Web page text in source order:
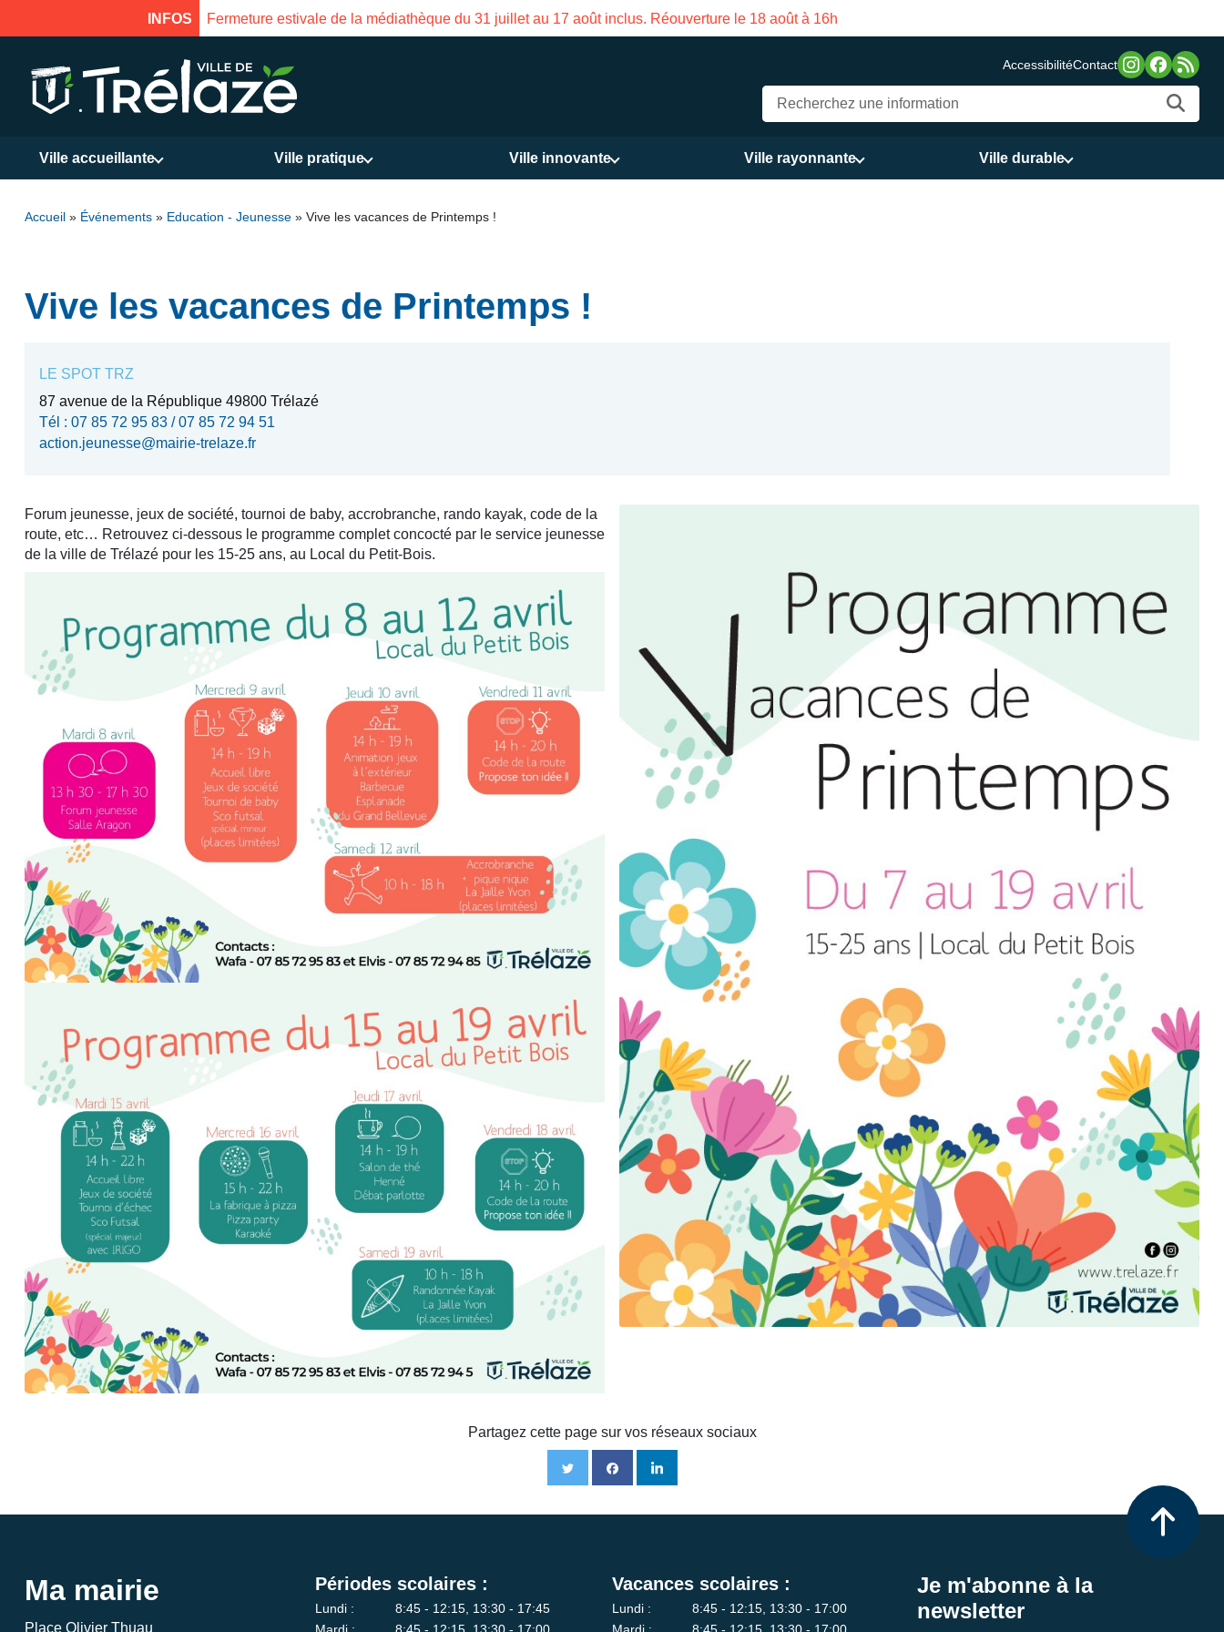
INFOS Fermeture estivale de la Maison des Services publics Vasco de Gama du 3 au 21 août
AccessibilitéContact
Ville accueillante Ville pratique Ville innovante Ville rayonnante Ville durable
Accueil » Événements » Education - Jeunesse » Vive les vacances de Printemps !
Vive les vacances de Printemps !
LE SPOT TRZ
87 avenue de la République 49800 Trélazé
Tél : 07 85 72 95 83 / 07 85 72 94 51
action.jeunesse@mairie-trelaze.fr
Forum jeunesse, jeux de société, tournoi de baby, accrobranche, rando kayak, code de la
route, etc… Retrouvez ci-dessous le programme complet concocté par le service jeunesse
de la ville de Trélazé pour les 15-25 ans, au Local du Petit-Bois.
Partagez cette page sur vos réseaux sociaux
Ma mairie
Place Olivier Thuau
Périodes scolaires :
Lundi :
8:45 - 12:15, 13:30 - 17:45
Vacances scolaires :
Lundi :
8:45 - 12:15, 13:30 - 17:00
Je m'abonne à la
newsletter